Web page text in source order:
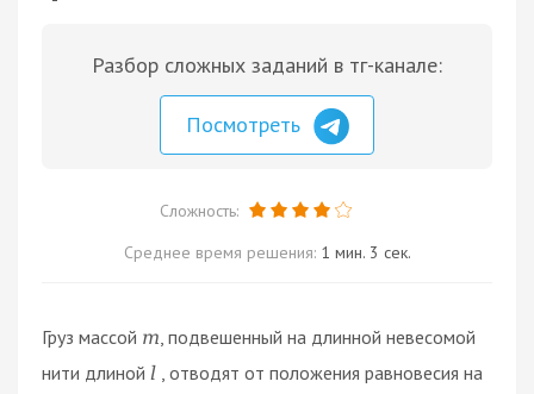
Разбор сложных заданий в тг-канале:
Посмотреть
Сложность:
Среднее время решения: 1 мин. 3 сек.
Груз массой m , подвешенный на длинной невесомой
нити длиной l , отводят от положения равновесия на